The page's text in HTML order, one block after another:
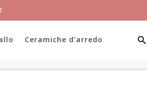
Ceramiche d'arredo